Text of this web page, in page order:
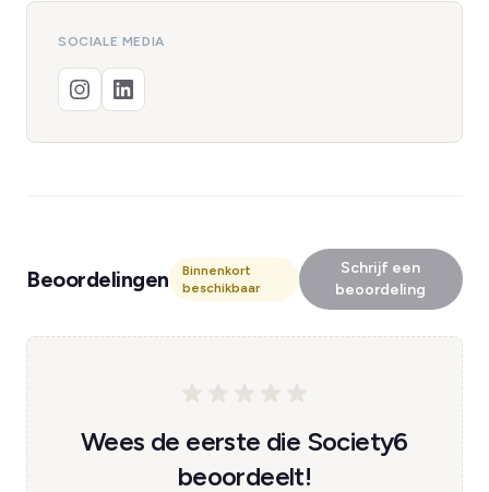
SOCIALE MEDIA
Beoordelingen
Binnenkort
beschikbaar
Schrijf een
beoordeling
Wees de eerste die Society6
beoordeelt!